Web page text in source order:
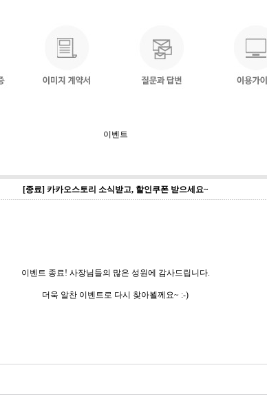
이벤트
[종료] 카카오스토리 소식받고, 할인쿠폰 받으세요~
이벤트 종료! 사장님들의 많은 성원에 감사드립니다.
더욱 알찬 이벤트로 다시 찾아뵐께요~ :-)